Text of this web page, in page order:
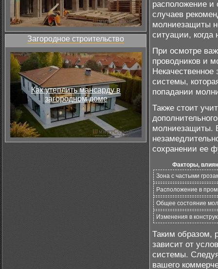
Загородное строительство
Как утеплить мансарду в
загородном доме
расположение
случаев
молниезащиты
ситуации, когда
При осмотре
проводников и
системы,
попадании
Также стоит
молниезащиты.
сохранении ее
Факторы,
Зона с частыми
Расположение в
Общее состояние
Изменения в
Таким образом,
зависит от
системы.
вашего